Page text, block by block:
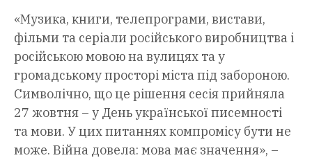
«Музика, книги, телепрограми, вистави,
фільми та серіали російського виробництва і
російською мовою на вулицях та у
громадському просторі міста під забороною.
Символічно, що це рішення сесія прийняла
27 жовтня – у День української писемності
та мови. У цих питаннях компромісу бути не
може. Війна довела: мова має значення», –